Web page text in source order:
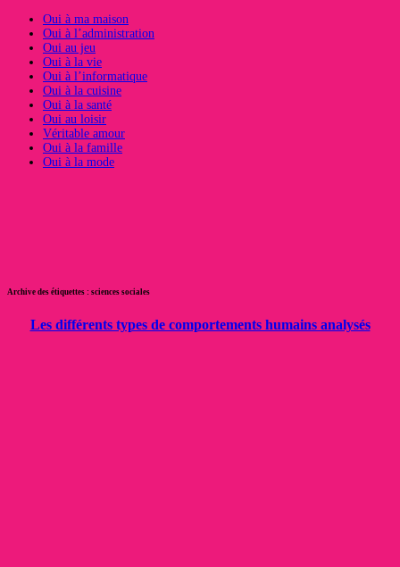
Oui à ma maison
Oui à l’administration
Oui au jeu
Oui à la vie
Oui à l’informatique
Oui à la cuisine
Oui à la santé
Oui au loisir
Véritable amour
Oui à la famille
Oui à la mode
Archive des étiquettes : sciences sociales
Les différents types de comportements humains analysés